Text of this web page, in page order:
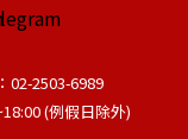
02-2503-6989
(例假日除外)